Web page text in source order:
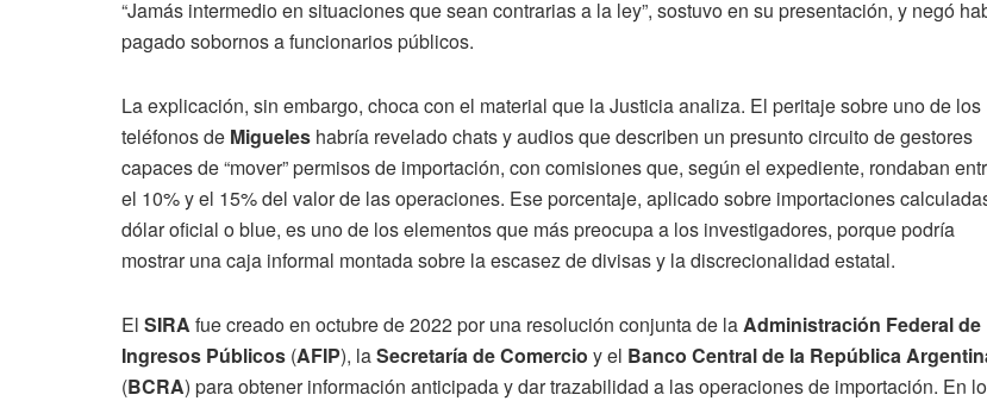
“Jamás intermedio en situaciones que sean contrarias a la ley”, sostuvo en su presentación, y negó
pagado sobornos a funcionarios públicos.
La explicación, sin embargo, choca con el material que la Justicia analiza. El peritaje sobre uno de los
teléfonos de Migueles habría revelado chats y audios que describen un presunto circuito de gestores
capaces de “mover” permisos de importación, con comisiones que, según el expediente, rondaban
el 10% y el 15% del valor de las operaciones. Ese porcentaje, aplicado sobre importaciones
dólar oficial o blue, es uno de los elementos que más preocupa a los investigadores, porque podría
mostrar una caja informal montada sobre la escasez de divisas y la discrecionalidad estatal.
El SIRA fue creado en octubre de 2022 por una resolución conjunta de laAdministración Federal de
Ingresos Públicos (AFIP), laSecretaría de Comercio y el Banco Central de la República
(BCRA) para obtener información anticipada y dar trazabilidad a las operaciones de importación. En